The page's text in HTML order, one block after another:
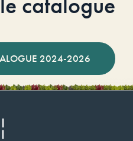
2024-2026